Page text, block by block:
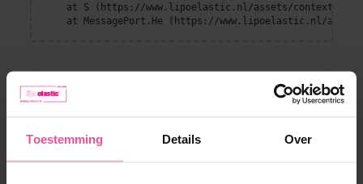
Toestemming Details Over
at S (https://www.lipoelastic.nl/assets/context-
at MessagePort.He (https://www.lipoelastic.nl/